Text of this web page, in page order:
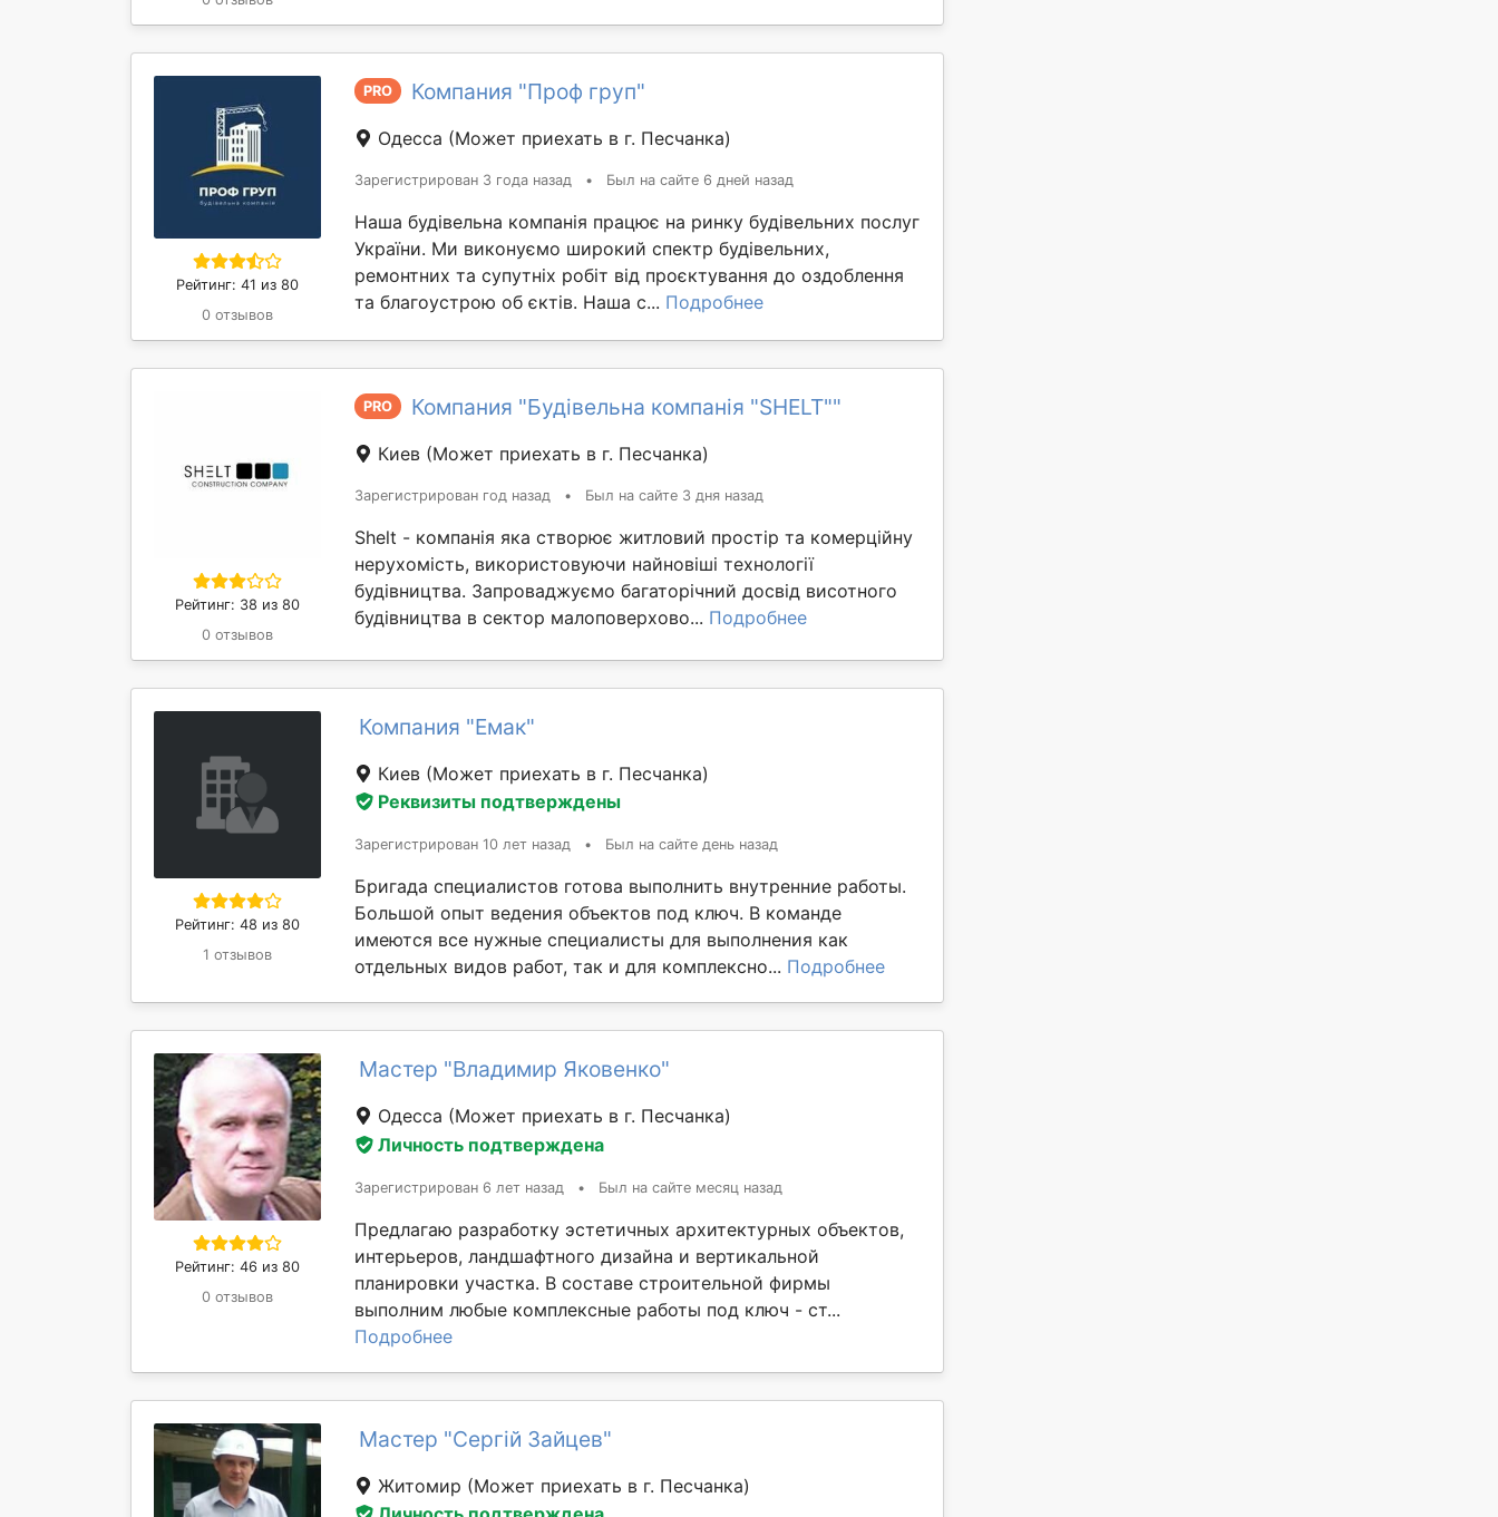
Рейтинг: 41 из 80
0 отзывов
PRO Компания "Проф груп"
Одесса (Может приехать в г. Песчанка)
Зарегистрирован 3 года назад • Был на сайте 6 дней назад
Наша будівельна компанія працює на ринку будівельних послуг
України. Ми виконуємо широкий спектр будівельних,
ремонтних та супутніх робіт від проєктування до оздоблення
та благоустрою об єктів. Наша с... Подробнее
Рейтинг: 38 из 80
0 отзывов
PRO Компания "Будівельна компанія "SHELT""
Киев (Может приехать в г. Песчанка)
Зарегистрирован год назад • Был на сайте 3 дня назад
Shelt - компанія яка створює житловий простір та комерційну
нерухомість, використовуючи найновіші технології
будівництва. Запроваджуємо багаторічний досвід висотного
будівництва в сектор малоповерхово... Подробнее
Рейтинг: 48 из 80
1 отзывов
Компания "Емак"
Киев (Может приехать в г. Песчанка)
Реквизиты подтверждены
Зарегистрирован 10 лет назад • Был на сайте день назад
Бригада специалистов готова выполнить внутренние работы.
Большой опыт ведения объектов под ключ. В команде
имеются все нужные специалисты для выполнения как
отдельных видов работ, так и для комплексно... Подробнее
Рейтинг: 46 из 80
0 отзывов
Мастер "Владимир Яковенко"
Одесса (Может приехать в г. Песчанка)
Личность подтверждена
Зарегистрирован 6 лет назад • Был на сайте месяц назад
Предлагаю разработку эстетичных архитектурных объектов,
интерьеров, ландшафтного дизайна и вертикальной
планировки участка. В составе строительной фирмы
выполним любые комплексные работы под ключ - ст...
Подробнее
Мастер "Сергій Зайцев"
Житомир (Может приехать в г. Песчанка)